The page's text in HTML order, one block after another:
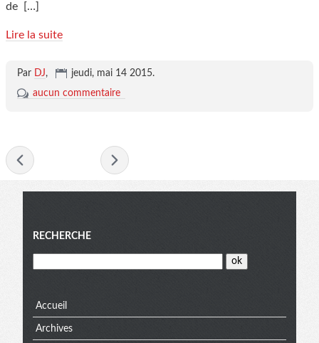
de
[…]
Lire la suite
Par DJ, jeudi, mai 14 2015.
aucun commentaire
Menu
RECHERCHE
Accueil
Archives